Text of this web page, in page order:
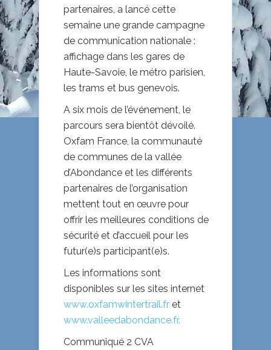
partenaires, a lancé cette
semaine une grande campagne
de communication nationale :
affichage dans les gares de
Haute-Savoie, le métro parisien,
les trams et bus genevois.
A six mois de l’événement, le
parcours sera bientôt dévoilé.
Oxfam France, la communauté
de communes de la vallée
d’Abondance et les différents
partenaires de l’organisation
mettent tout en œuvre pour
offrir les meilleures conditions de
sécurité et d’accueil pour les
futur(e)s participant(e)s.
Les informations sont
disponibles sur les sites internet
www.oxfamwintertrail.fr et
www.valleedabondance.fr.
Communiqué 2 CVA